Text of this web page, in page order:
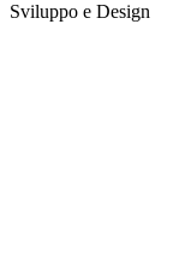
Sviluppo e Design